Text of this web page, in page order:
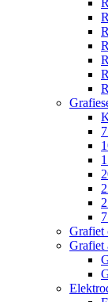
Grafiet
Grafiet